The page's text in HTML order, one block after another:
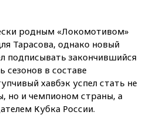
родным «Локомотивом»
Тарасова, однако новый
подписывать закончившийся
сезонов в составе
хавбэк успел стать не
но и чемпионом страны, а
Кубка России.